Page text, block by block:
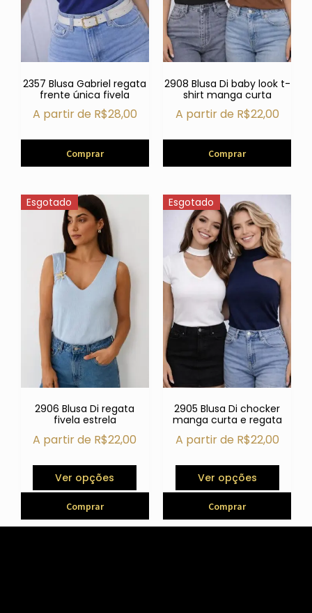
2357 Blusa Gabriel regata
frente única fivela
A partir de R$28,00
Comprar
2908 Blusa Di baby look t-
shirt manga curta
A partir de R$22,00
Comprar
Esgotado
2906 Blusa Di regata
fivela estrela
A partir de R$22,00
Ver opções
Comprar
Esgotado
2905 Blusa Di chocker
manga curta e regata
A partir de R$22,00
Ver opções
Comprar